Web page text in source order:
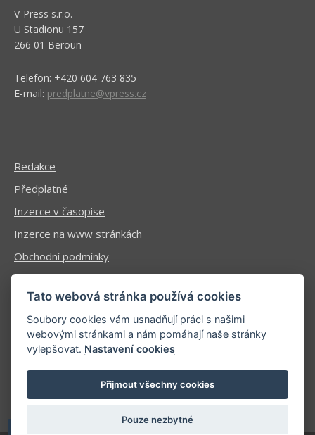
V-Press s.r.o.
U Stadionu 157
266 01 Beroun
Telefon: +420 604 763 835
E-mail: predplatne@vpress.cz
Redakce
Předplatné
Inzerce v časopise
Inzerce na www stránkách
Obchodní podmínky
Ochrana osobních údajů
Příhlášení | Registrace
Kontaktní informace
Mapa stránek
Tato webová stránka používá cookies
Soubory cookies vám usnadňují práci s našimi
webovými stránkami a nám pomáhají naše stránky
vylepšovat. Nastavení cookies
Přijmout všechny cookies
Pouze nezbytné